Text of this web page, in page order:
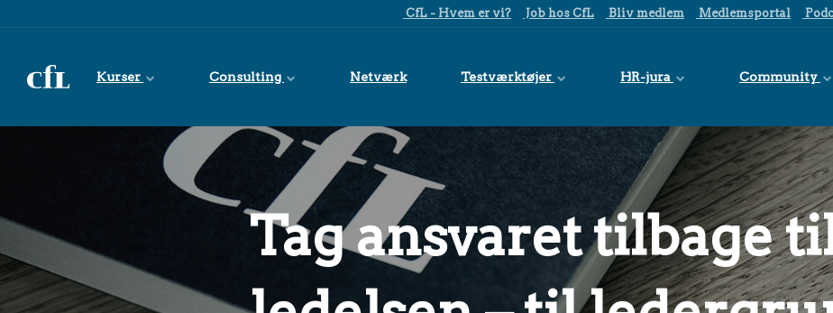
CfL - Hvem er vi? Job hos CfL Bliv medlem Medlemsportal
Kurser Consulting Netværk Testværktøjer HR-jura Community
Tag ansvaret tilbage